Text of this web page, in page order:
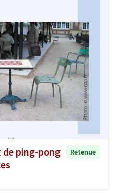
de ping-pong
Retenue